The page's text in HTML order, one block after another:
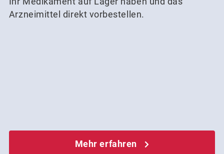
Arzneimittel direkt vorbestellen.
Mehr erfahren